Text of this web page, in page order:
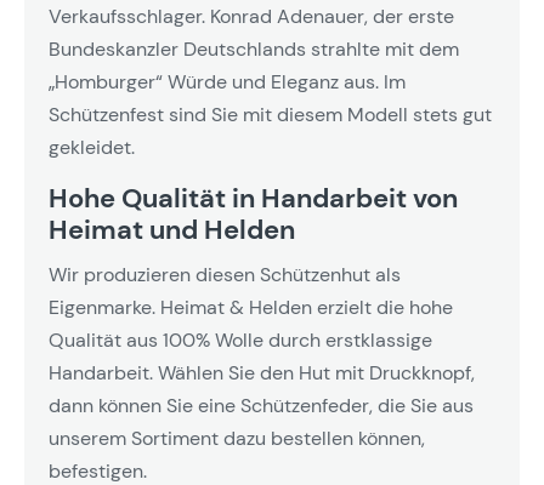
Verkaufsschlager. Konrad Adenauer, der erste
Bundeskanzler Deutschlands strahlte mit dem
„Homburger“ Würde und Eleganz aus. Im
Schützenfest sind Sie mit diesem Modell stets gut
gekleidet.
Hohe Qualität in Handarbeit von
Heimat und Helden
Wir produzieren diesen Schützenhut als
Eigenmarke. Heimat & Helden erzielt die hohe
Qualität aus 100% Wolle durch erstklassige
Handarbeit. Wählen Sie den Hut mit Druckknopf,
dann können Sie eine Schützenfeder, die Sie aus
unserem Sortiment dazu bestellen können,
befestigen.